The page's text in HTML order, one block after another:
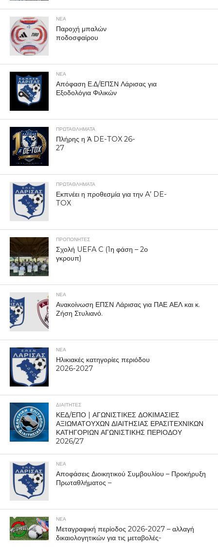
ΝΕΑ
Παροχή μπαλών
ποδοσφαίρου
ΝΕΑ
Απόφαση Ε.Δ/ΕΠΣΝ Λάρισας για
Εξοδολόγια Φιλικών
ΠΡΩΤΑΘΛΉΜΑΤΑ
Πλήρης η Ά DE-TOX 26-
27
ΠΡΩΤΑΘΛΉΜΑΤΑ
Εκπνέει η προθεσμία για την A’ DE-
TOX
ΠΡΟΠΟΝΗΤΈΣ
Σχολή UEFA C (1η φάση – 2ο
γκρουπ)
ΝΕΑ
Ανακοίνωση ΕΠΣΝ Λάρισας για ΠΑΕ ΑΕΛ και κ.
Ζήση Στυλιανό.
ΝΕΑ
Ηλικιακές κατηγορίες περιόδου
2026-2027
ΔΙΑΙΤΗΤΕΣ
ΚΕΔ/ΕΠΟ | ΑΓΩΝΙΣΤΙΚΕΣ ΔΟΚΙΜΑΣΙΕΣ
ΑΞΙΩΜΑΤΟΥΧΩΝ ΔΙΑΙΤΗΣΙΑΣ ΕΡΑΣΙΤΕΧΝΙΚΩΝ
ΚΑΤΗΓΟΡΙΩΝ ΑΓΩΝΙΣΤΙΚΗΣ ΠΕΡΙΟΔΟΥ
2026/27
ΝΕΑ
Αποφάσεις Διοικητικού Συμβουλίου – Προκήρυξη
Πρωταθλήματος –
ΝΕΑ
Μεταγραφική περίοδος 2026-2027 – αλλαγή
δικαιολογητικών για τις μεταβολές-